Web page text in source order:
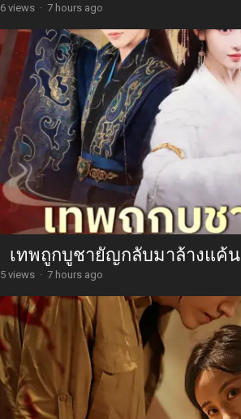
6 views · 7 hours ago
เทพถูกบูชายัญกลับมาล้างแค้น
5 views · 7 hours ago